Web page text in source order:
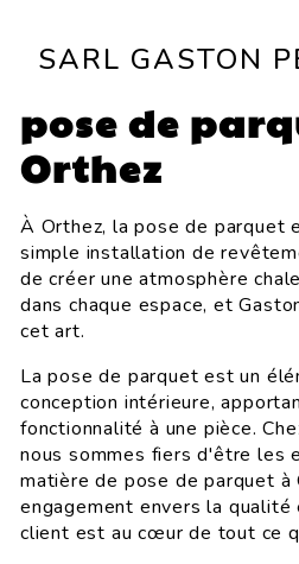
SARL GASTON
pose de
Orthez
À Orthez, la pose de parquet
simple installation de
de créer une atmosphère
dans chaque espace, et
cet art.
La pose de parquet est un
conception intérieure,
fonctionnalité à une pièce.
nous sommes fiers d'être les
matière de pose de parquet à
engagement envers la
client est au cœur de tout ce